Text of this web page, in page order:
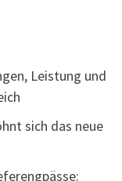
Leistung und
sich das neue